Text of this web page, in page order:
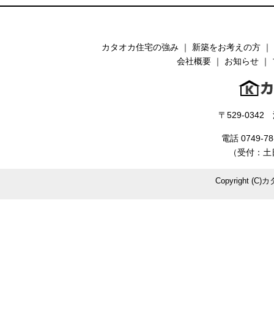
カタオカ住宅の強み ｜ 新築をお考えの方 ｜
会社概要
｜ お知らせ ｜
〒529-0342
電話 0749-
（受付：
Copyright (C)カ